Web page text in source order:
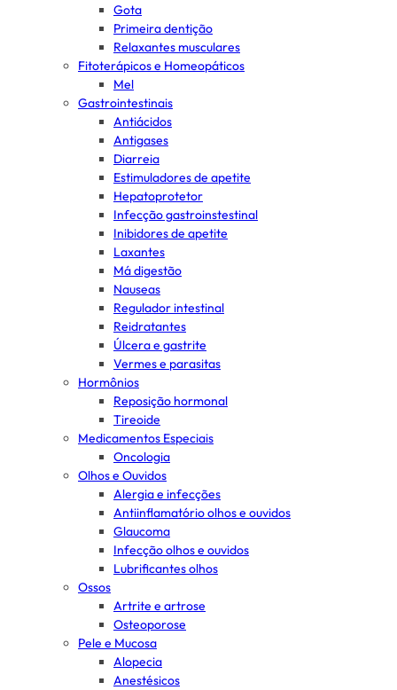
Gota
Primeira dentição
Relaxantes musculares
Fitoterápicos e Homeopáticos
Mel
Gastrointestinais
Antiácidos
Antigases
Diarreia
Estimuladores de apetite
Hepatoprotetor
Infecção gastroinstestinal
Inibidores de apetite
Laxantes
Má digestão
Nauseas
Regulador intestinal
Reidratantes
Úlcera e gastrite
Vermes e parasitas
Hormônios
Reposição hormonal
Tireoide
Medicamentos Especiais
Oncologia
Olhos e Ouvidos
Alergia e infecções
Antiinflamatório olhos e ouvidos
Glaucoma
Infecção olhos e ouvidos
Lubrificantes olhos
Ossos
Artrite e artrose
Osteoporose
Pele e Mucosa
Alopecia
Anestésicos